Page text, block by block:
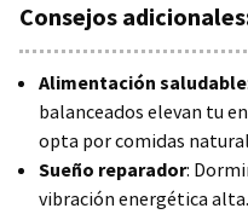
Consejos
Alimentación saludable
balanceados elevan tu
opta por comidas
Sueño reparador:
vibración energética